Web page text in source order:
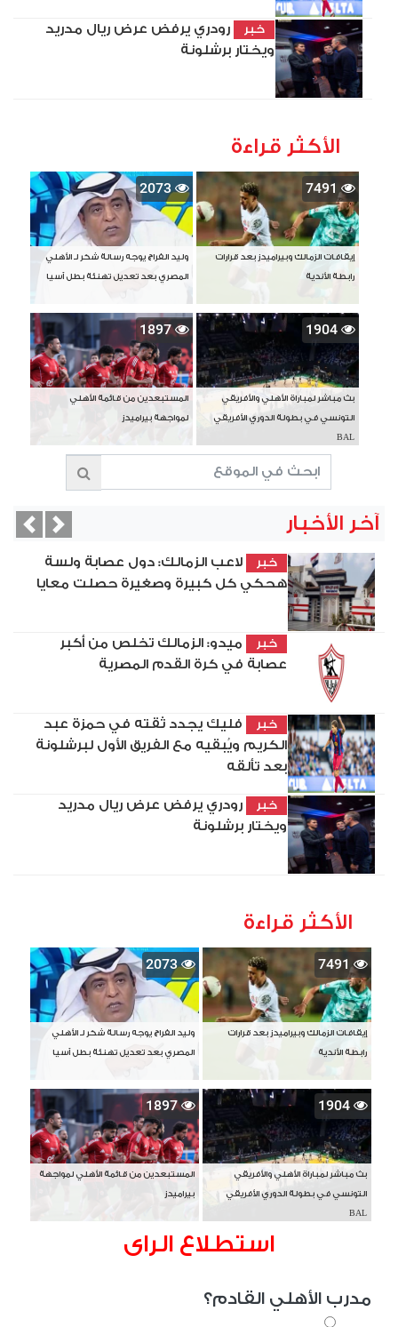
خبر
رودري يرفض عرض ريال مدريد
ويختار برشلونة
الأكثر قراءة
7491
إيقافات الزمالك وبيراميدز بعد قرارات
رابطة الأندية
2073
وليد الفراج يوجه رسالة شكر لـ الأهلي
المصري بعد تعديل تهنئة بطل آسيا
1904
بث مباشر لمباراة الأهلي والأفريقي
التونسي في بطولة الدوري الأفريقي
BAL
1897
المستبعدين من قائمة الأهلي
لمواجهة بيراميدز
آخر الأخبار
خبر
لاعب الزمالك: دول عصابة ولسة
هحكي كل كبيرة وصغيرة حصلت معايا
خبر
ميدو: الزمالك تخلص من أكبر
عصابة في كرة القدم المصرية
خبر
فليك يجدد ثقته في حمزة عبد
الكريم ويُبقيه مع الفريق الأول لبرشلونة
بعد تألقه
خبر
رودري يرفض عرض ريال مدريد
ويختار برشلونة
Next
الأكثر قراءة
7491
إيقافات الزمالك وبيراميدز بعد قرارات
رابطة الأندية
2073
وليد الفراج يوجه رسالة شكر لـ الأهلي
المصري بعد تعديل تهنئة بطل آسيا
1904
بث مباشر لمباراة الأهلي والأفريقي
التونسي في بطولة الدوري الأفريقي
BAL
1897
المستبعدين من قائمة الأهلي لمواجهة
بيراميدز
استطلاع الراى
مدرب الأهلي القادم؟